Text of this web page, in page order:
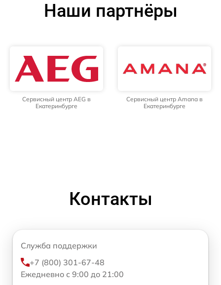
Наши партнёры
Сервисный центр AEG в
Екатеринбурге
Сервисный центр Amana в
Екатеринбурге
Контакты
Служба поддержки
+7 (800) 301-67-48
Ежедневно с 9:00 до 21:00